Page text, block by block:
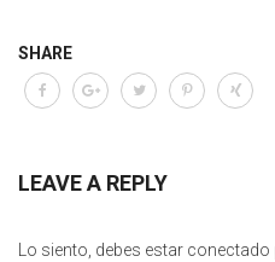
SHARE
LEAVE A REPLY
Lo siento, debes estar conectado